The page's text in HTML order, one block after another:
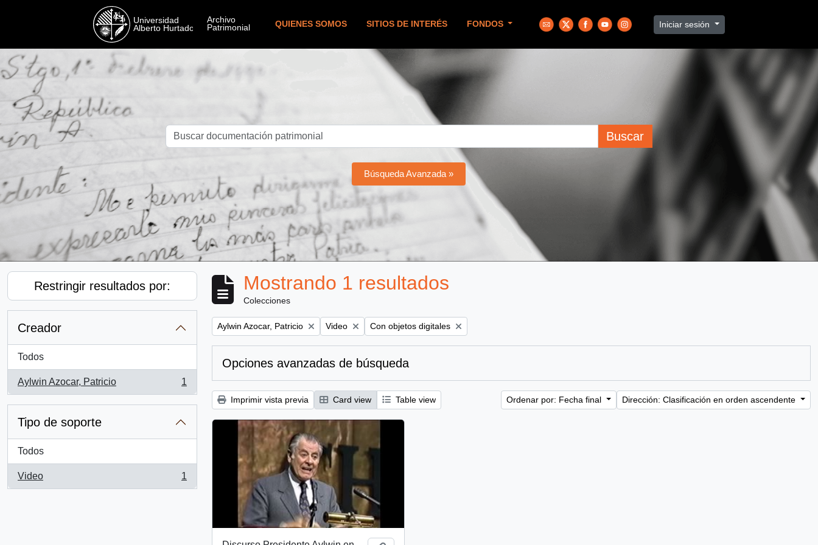
QUIENES SOMOS SITIOS DE INTERÉS FONDOS Iniciar sesión
Buscar
Búsqueda Avanzada »
Restringir resultados por:
Creador
Todos
Aylwin Azocar, Patricio
, 1 resultados
1
Tipo de soporte
Todos
Video
, 1 resultados
1
Mostrando 1 resultados
Colecciones
Remove filter:
Aylwin Azocar, Patricio Remove filter:
Video Remove filter:
Con objetos digitales
Opciones avanzadas de búsqueda
Imprimir vista previa Card view Table view Ordenar por: Fecha final Dirección: Clasificación en orden ascendente